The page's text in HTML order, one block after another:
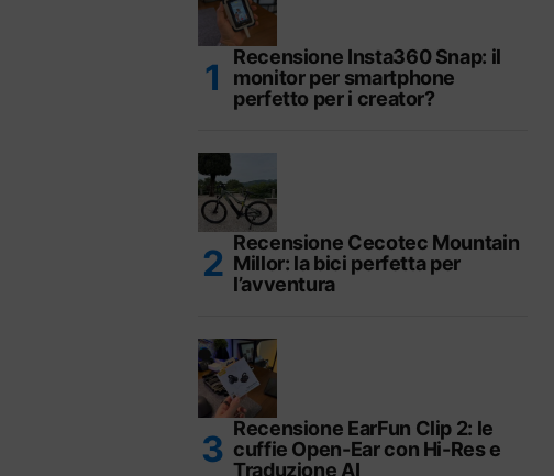
Recensione Insta360 Snap: il
monitor per smartphone
perfetto per i creator?
Recensione Cecotec Mountain
Millor: la bici perfetta per
l’avventura
Recensione EarFun Clip 2: le
cuffie Open-Ear con Hi-Res e
Traduzione AI